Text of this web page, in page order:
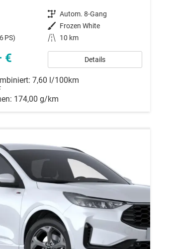
Getriebe Autom. 8-Gang
Außenfarbe Frozen White
PS) Kilometerstand 10 km
€ Details
7,60 l/100km
174,00 g/km